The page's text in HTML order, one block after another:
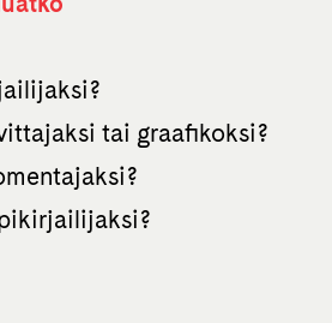
tai graafikoksi?